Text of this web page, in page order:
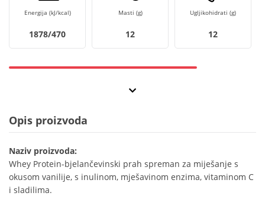
Energija (kJ/kcal)
1878/470
Masti (g)
12
Ugljikohidrati (g)
12
Opis proizvoda
Naziv proizvoda:
Whey Protein-bjelančevinski prah spreman za miješanje s
okusom vanilije, s inulinom, mješavinom enzima, vitaminom C
i sladilima.